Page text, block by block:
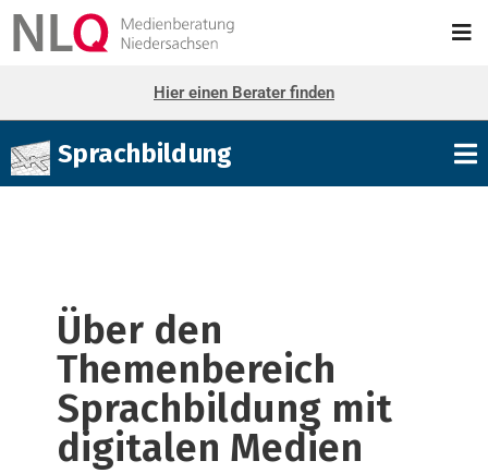
Hier einen Berater finden
Sprachbildung
Über den
Themenbereich
Sprachbildung mit
digitalen Medien